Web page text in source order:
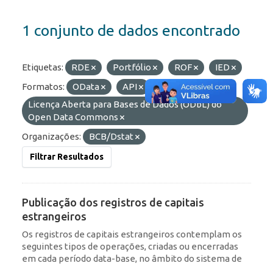
1 conjunto de dados encontrado
Etiquetas: RDE Portfólio ROF
IED
Formatos:
OData API
Licenças:
Licença Aberta para Bases de Dados (ODbL) do
Open Data Commons
Organizações:
BCB/Dstat
Filtrar Resultados
Publicação dos registros de capitais
estrangeiros
Os registros de capitais estrangeiros contemplam os
seguintes tipos de operações, criadas ou encerradas
em cada período data-base, no âmbito do sistema de